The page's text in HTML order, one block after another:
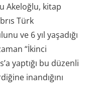
Akeloğlu, kitap
Türk
ve 6 yıl yaşadığı
“İkinci
yaptığı bu düzenli
inandığını